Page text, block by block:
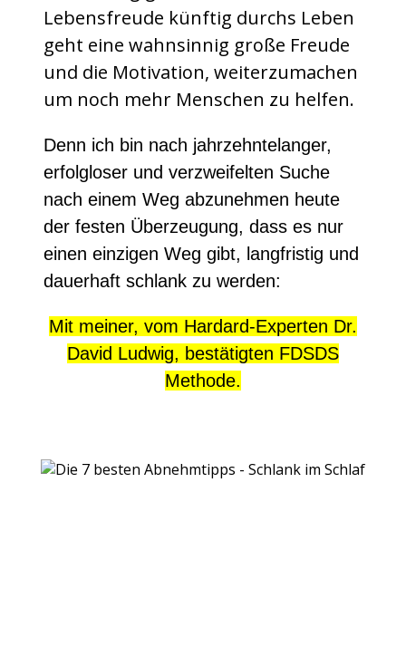
Lebensfreude künftig durchs Leben
geht eine wahnsinnig große Freude
und die Motivation, weiterzumachen
um noch mehr Menschen zu helfen.
Denn ich bin nach jahrzehntelanger,
erfolgloser und verzweifelten Suche
nach einem Weg abzunehmen heute
der festen Überzeugung, dass es nur
einen einzigen Weg gibt, langfristig und
dauerhaft schlank zu werden:
Mit meiner, vom Hardard-Experten Dr.
David Ludwig, bestätigten FDSDS
Methode.